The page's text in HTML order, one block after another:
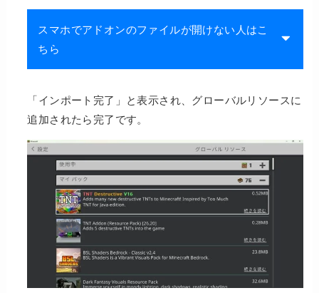
スマホでアドオンのファイルが開けない人はこ
ちら
「インポート完了」と表示され、グローバルリソースに
追加されたら完了です。